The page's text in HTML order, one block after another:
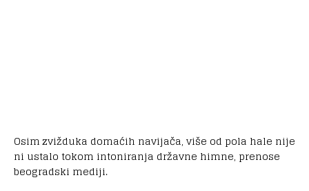
Osim zvižduka domaćih navijača, više od pola hale nije
ni ustalo tokom intoniranja državne himne, prenose
beogradski mediji.